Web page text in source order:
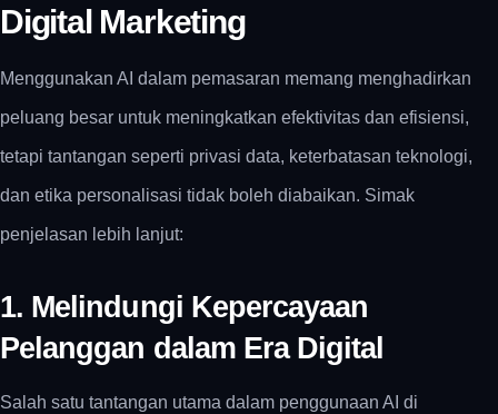
Digital Marketing
Menggunakan AI dalam pemasaran memang menghadirkan
peluang besar untuk meningkatkan efektivitas dan efisiensi,
tetapi tantangan seperti privasi data, keterbatasan teknologi,
dan etika personalisasi tidak boleh diabaikan. Simak
penjelasan lebih lanjut:
1. Melindungi Kepercayaan
Pelanggan dalam Era Digital
Salah satu tantangan utama dalam penggunaan AI di